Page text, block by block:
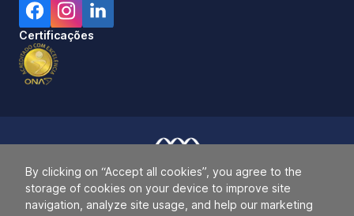
By clicking on “Accept all cookies”, you agree to the
storage of cookies on your device to improve site
navigation, analyze site usage, and help our marketing
Certificações
Responsável Técnico:
Dra. Luci Mara Barbiero – CRM 120.433/SP
2026 ALLIANÇA. TODOS OS DIREITOS RESERVADOS.
42.771.949/0019-64.